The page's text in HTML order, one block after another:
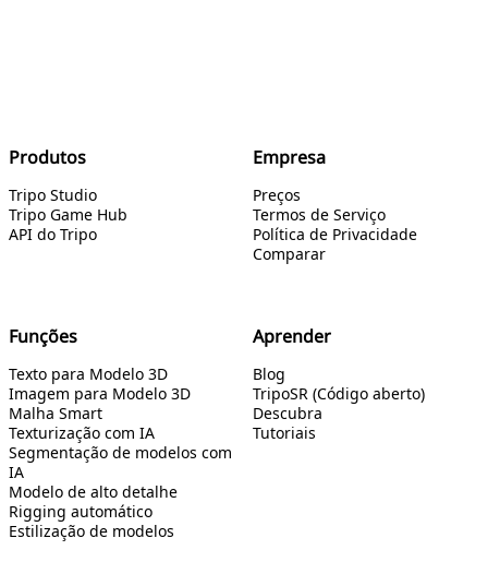
Produtos
Tripo Studio
Tripo Game Hub
API do Tripo
Empresa
Preços
Termos de Serviço
Política de Privacidade
Comparar
Funções
Texto para Modelo 3D
Imagem para Modelo 3D
Malha Smart
Texturização com IA
Segmentação de modelos com
IA
Modelo de alto detalhe
Rigging automático
Estilização de modelos
Aprender
Blog
TripoSR (Código aberto)
Descubra
Tutoriais